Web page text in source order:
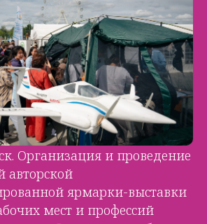
Организация и проведение
авторской
ярмарки-выставки
мест и профессий